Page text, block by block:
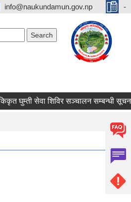
info@naukundamun.gov.np -
घुम्ती सेवा शिविर सञ्‍चालन सम्बन्धी सूचना